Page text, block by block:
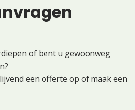
of bent u gewoonweg
een offerte op of maak een